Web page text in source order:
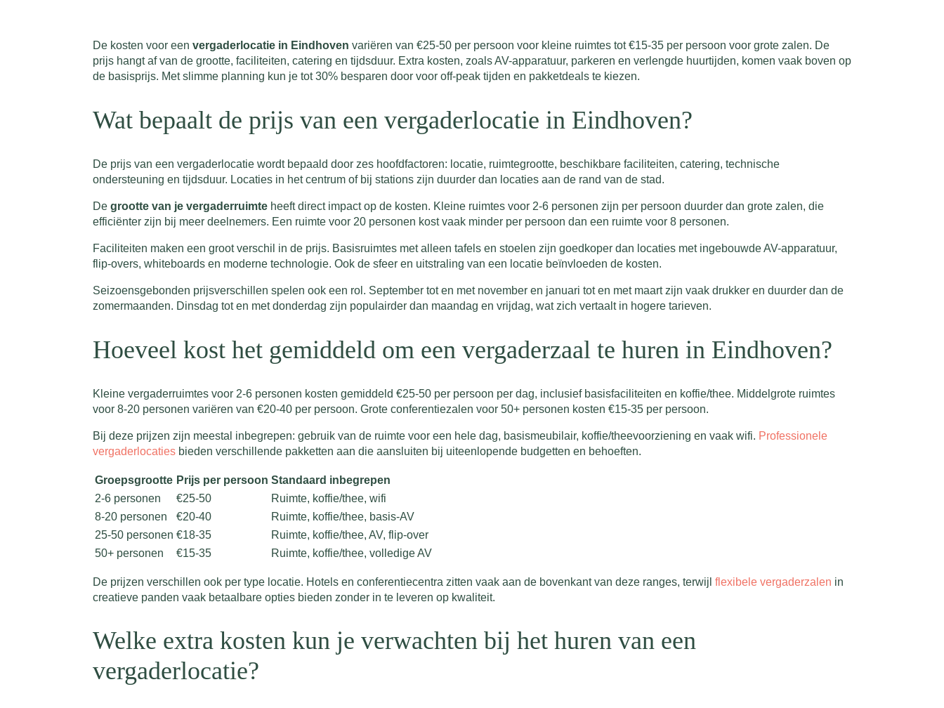
De kosten voor een vergaderlocatie in Eindhoven variëren van €25-50 per persoon voor kleine ruimtes tot €15-35 per persoon voor grote zalen. De
prijs hangt af van de grootte, faciliteiten, catering en tijdsduur. Extra kosten, zoals AV-apparatuur, parkeren en verlengde huurtijden, komen vaak boven op
de basisprijs. Met slimme planning kun je tot 30% besparen door voor off-peak tijden en pakketdeals te kiezen.
Wat bepaalt de prijs van een vergaderlocatie in Eindhoven?
De prijs van een vergaderlocatie wordt bepaald door zes hoofdfactoren: locatie, ruimtegrootte, beschikbare faciliteiten, catering, technische
ondersteuning en tijdsduur. Locaties in het centrum of bij stations zijn duurder dan locaties aan de rand van de stad.
De grootte van je vergaderruimte heeft direct impact op de kosten. Kleine ruimtes voor 2-6 personen zijn per persoon duurder dan grote zalen, die
efficiënter zijn bij meer deelnemers. Een ruimte voor 20 personen kost vaak minder per persoon dan een ruimte voor 8 personen.
Faciliteiten maken een groot verschil in de prijs. Basisruimtes met alleen tafels en stoelen zijn goedkoper dan locaties met ingebouwde AV-apparatuur,
flip-overs, whiteboards en moderne technologie. Ook de sfeer en uitstraling van een locatie beïnvloeden de kosten.
Seizoensgebonden prijsverschillen spelen ook een rol. September tot en met november en januari tot en met maart zijn vaak drukker en duurder dan de
zomermaanden. Dinsdag tot en met donderdag zijn populairder dan maandag en vrijdag, wat zich vertaalt in hogere tarieven.
Hoeveel kost het gemiddeld om een vergaderzaal te huren in Eindhoven?
Kleine vergaderruimtes voor 2-6 personen kosten gemiddeld €25-50 per persoon per dag, inclusief basisfaciliteiten en koffie/thee. Middelgrote ruimtes
voor 8-20 personen variëren van €20-40 per persoon. Grote conferentiezalen voor 50+ personen kosten €15-35 per persoon.
Bij deze prijzen zijn meestal inbegrepen: gebruik van de ruimte voor een hele dag, basismeubilair, koffie/theevoorziening en vaak wifi. Professionele
vergaderlocaties bieden verschillende pakketten aan die aansluiten bij uiteenlopende budgetten en behoeften.
Groepsgrootte Prijs per persoon Standaard inbegrepen
2-6 personen
€25-50
Ruimte, koffie/thee, wifi
8-20 personen
€20-40
Ruimte, koffie/thee, basis-AV
25-50 personen €18-35
Ruimte, koffie/thee, AV, flip-over
50+ personen
€15-35 Ruimte, koffie/thee, volledige AV
De prijzen verschillen ook per type locatie. Hotels en conferentiecentra zitten vaak aan de bovenkant van deze ranges, terwijl flexibele vergaderzalen in
creatieve panden vaak betaalbare opties bieden zonder in te leveren op kwaliteit.
Welke extra kosten kun je verwachten bij het huren van een
vergaderlocatie?